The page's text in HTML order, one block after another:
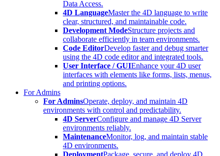
Data Access.
4D LanguageMaster the 4D language to write
clear, structured, and maintainable code.
Development ModeStructure projects and
collaborate efficiently in team environments.
Code EditorDevelop faster and debug smarter
using the 4D code editor and integrated tools.
User Interface / GUIEnhance your 4D user
interfaces with elements like forms, lists, menus,
and printing options.
For Admins
For AdminsOperate, deploy, and maintain 4D
environments with control and predictability.
4D ServerConfigure and manage 4D Server
environments reliably.
MaintenanceMonitor, log, and maintain stable
4D environments.
DeploymentPackage, secure, and deploy 4D